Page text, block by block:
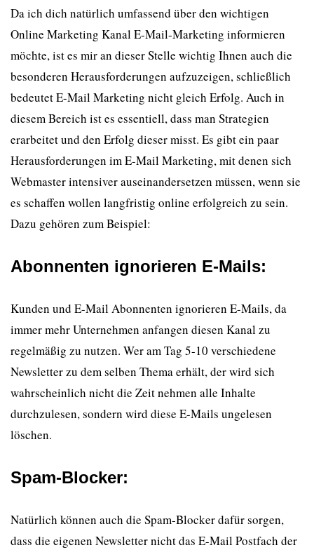
Da ich dich natürlich umfassend über den wichtigen
Online Marketing Kanal E-Mail-Marketing informieren
möchte, ist es mir an dieser Stelle wichtig Ihnen auch die
besonderen Herausforderungen aufzuzeigen, schließlich
bedeutet E-Mail Marketing nicht gleich Erfolg. Auch in
diesem Bereich ist es essentiell, dass man Strategien
erarbeitet und den Erfolg dieser misst. Es gibt ein paar
Herausforderungen im E-Mail Marketing, mit denen sich
Webmaster intensiver auseinandersetzen müssen, wenn sie
es schaffen wollen langfristig online erfolgreich zu sein.
Dazu gehören zum Beispiel:
Abonnenten ignorieren E-Mails:
Kunden und E-Mail Abonnenten ignorieren E-Mails, da
immer mehr Unternehmen anfangen diesen Kanal zu
regelmäßig zu nutzen. Wer am Tag 5-10 verschiedene
Newsletter zu dem selben Thema erhält, der wird sich
wahrscheinlich nicht die Zeit nehmen alle Inhalte
durchzulesen, sondern wird diese E-Mails ungelesen
löschen.
Spam-Blocker:
Natürlich können auch die Spam-Blocker dafür sorgen,
dass die eigenen Newsletter nicht das E-Mail Postfach der